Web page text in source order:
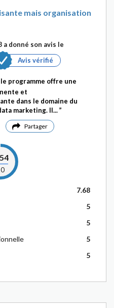
mais organisation
a donné son avis le
Avis vérifié
programme offre une
et
dans le domaine du
marketing. Il...
Partager
7.68
5
5
5
5